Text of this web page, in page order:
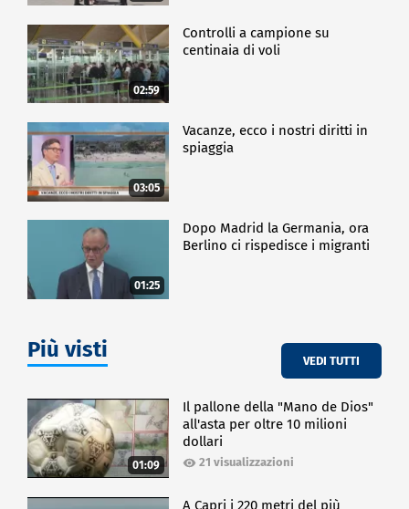
02:59
Controlli a campione su
centinaia di voli
03:05
Vacanze, ecco i nostri diritti in
spiaggia
01:25
Dopo Madrid la Germania, ora
Berlino ci rispedisce i migranti
Più visti VEDI TUTTI
01:09
Il pallone della "Mano de Dios"
all'asta per oltre 10 milioni
dollari
21 visualizzazioni
A Capri i 220 metri del più